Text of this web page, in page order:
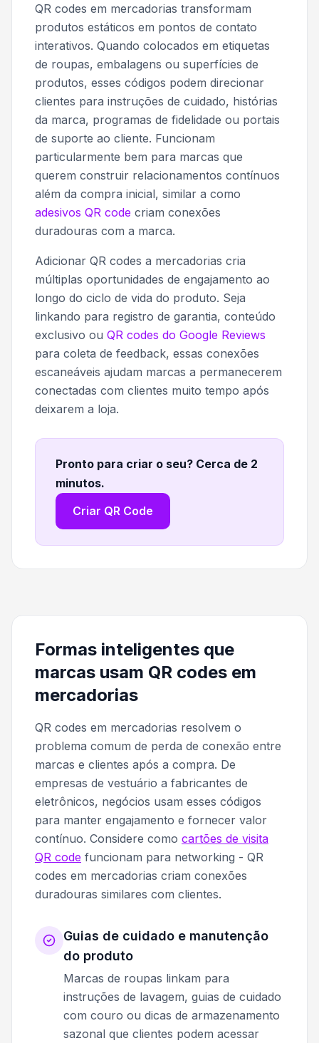
QR codes em mercadorias transformam
produtos estáticos em pontos de contato
interativos. Quando colocados em etiquetas
de roupas, embalagens ou superfícies de
produtos, esses códigos podem direcionar
clientes para instruções de cuidado, histórias
da marca, programas de fidelidade ou portais
de suporte ao cliente. Funcionam
particularmente bem para marcas que
querem construir relacionamentos contínuos
além da compra inicial, similar a como
adesivos QR code criam conexões
duradouras com a marca.
Adicionar QR codes a mercadorias cria
múltiplas oportunidades de engajamento ao
longo do ciclo de vida do produto. Seja
linkando para registro de garantia, conteúdo
exclusivo ou QR codes do Google Reviews
para coleta de feedback, essas conexões
escaneáveis ajudam marcas a permanecerem
conectadas com clientes muito tempo após
deixarem a loja.
Pronto para criar o seu? Cerca de 2
minutos.
Criar QR Code
Formas inteligentes que
marcas usam QR codes em
mercadorias
QR codes em mercadorias resolvem o
problema comum de perda de conexão entre
marcas e clientes após a compra. De
empresas de vestuário a fabricantes de
eletrônicos, negócios usam esses códigos
para manter engajamento e fornecer valor
contínuo. Considere como cartões de visita
QR code funcionam para networking - QR
codes em mercadorias criam conexões
duradouras similares com clientes.
Guias de cuidado e manutenção
do produto
Marcas de roupas linkam para
instruções de lavagem, guias de cuidado
com couro ou dicas de armazenamento
sazonal que clientes podem acessar